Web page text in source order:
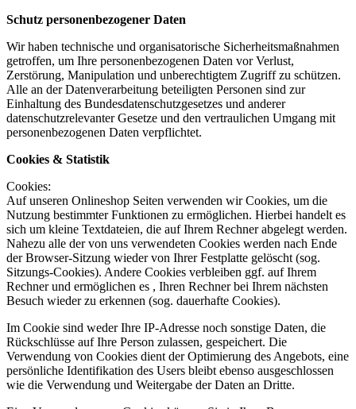
Schutz personenbezogener Daten
Wir haben technische und organisatorische Sicherheitsmaßnahmen
getroffen, um Ihre personenbezogenen Daten vor Verlust,
Zerstörung, Manipulation und unberechtigtem Zugriff zu schützen.
Alle an der Datenverarbeitung beteiligten Personen sind zur
Einhaltung des Bundesdatenschutzgesetzes und anderer
datenschutzrelevanter Gesetze und den vertraulichen Umgang mit
personenbezogenen Daten verpflichtet.
Cookies & Statistik
Cookies:
Auf unseren Onlineshop Seiten verwenden wir Cookies, um die
Nutzung bestimmter Funktionen zu ermöglichen. Hierbei handelt es
sich um kleine Textdateien, die auf Ihrem Rechner abgelegt werden.
Nahezu alle der von uns verwendeten Cookies werden nach Ende
der Browser-Sitzung wieder von Ihrer Festplatte gelöscht (sog.
Sitzungs-Cookies). Andere Cookies verbleiben ggf. auf Ihrem
Rechner und ermöglichen es , Ihren Rechner bei Ihrem nächsten
Besuch wieder zu erkennen (sog. dauerhafte Cookies).
Im Cookie sind weder Ihre IP-Adresse noch sonstige Daten, die
Rückschlüsse auf Ihre Person zulassen, gespeichert. Die
Verwendung von Cookies dient der Optimierung des Angebots, eine
persönliche Identifikation des Users bleibt ebenso ausgeschlossen
wie die Verwendung und Weitergabe der Daten an Dritte.